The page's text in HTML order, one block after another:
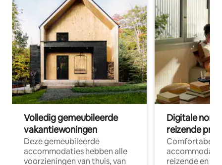
Volledig gemeubileerde
vakantiewoningen
Deze gemeubileerde
accommodaties hebben alle
voorzieningen van thuis, van
Digitale
reizende
Comfortabele
reizende en